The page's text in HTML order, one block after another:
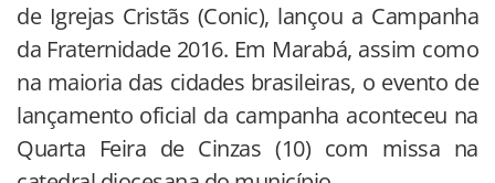
de Igrejas Cristãs (Conic), lançou a Campanha
da Fraternidade 2016. Em Marabá, assim como
na maioria das cidades brasileiras, o evento de
lançamento oficial da campanha aconteceu na
Quarta Feira de Cinzas (10) com missa na